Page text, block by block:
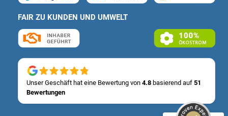
FAIR ZU KUNDEN UND UMWELT
Unser Geschäft hat eine Bewertung von 4.8 basierend auf 51
Bewertungen
Kundenbewertungen und Erfahrungen zu
Deutsche Carportfabrik GmbH & Co. KG
100
%
ProvenExpert.com
SEHR GUT
4,83
/
5,00